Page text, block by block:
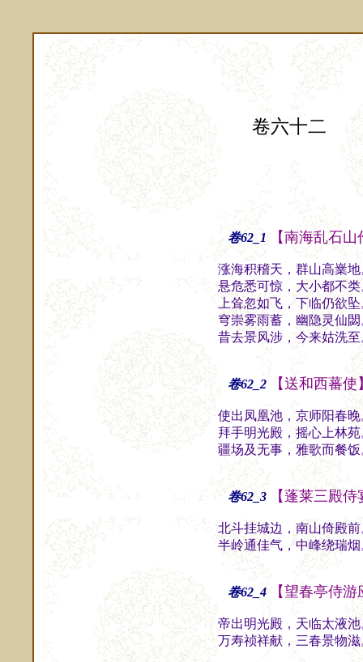
卷六十二
卷62_1【南海乱石山
涨海积稽天，群山高嶪
悬危悉可惊，大小都不
上耸忽如飞，下临仍欲
穹崇雾雨蓄，幽隐灵仙
昔去景风涉，今来姑洗
卷62_2 【送和西蕃使
使出凤凰池，京师阳春
拜手明光殿，摇心上林
疆场及无事，雅歌而餐
卷62_3 【蓬莱三殿
北斗挂城边，南山倚殿
半岭通佳气，中峰绕瑞
卷62_4 【望春亭侍游
帝出明光殿，天临太液
万寿祯祥献，三春景物